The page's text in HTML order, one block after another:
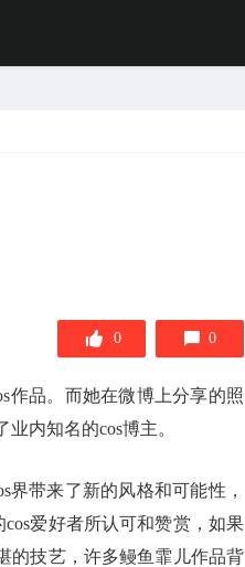
0 0
作品。而她在微博上分享的照
内知名的cos博主。
带来了新的风格和可能性，
爱好者所认可和赞赏，如果
的技艺，许多鳗鱼霏儿作品背